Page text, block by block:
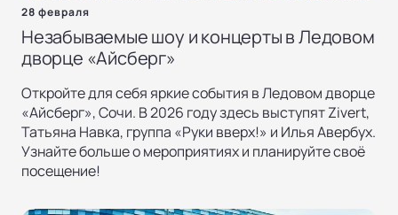
28 февраля
Незабываемые шоу и концерты в Ледовом
дворце «Айсберг»
Откройте для себя яркие события в Ледовом дворце
«Айсберг», Сочи. В 2026 году здесь выступят Zivert,
Татьяна Навка, группа «Руки вверх!» и Илья Авербух.
Узнайте больше о мероприятиях и планируйте своё
посещение!